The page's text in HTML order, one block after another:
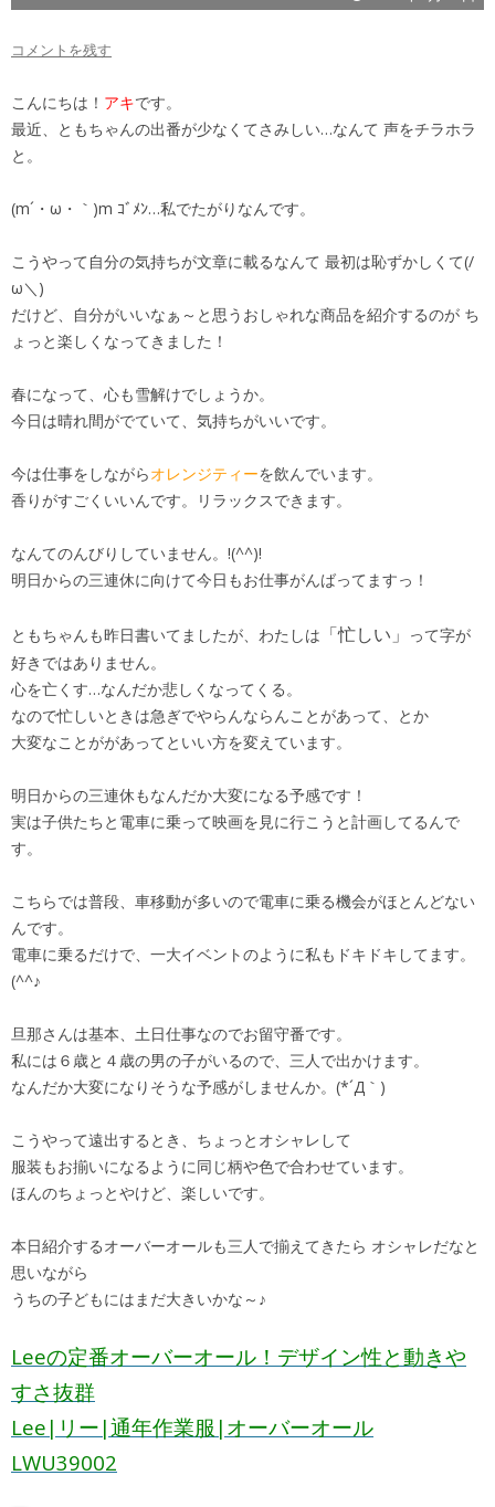
コメントを残す
こんにちは！ アキです。
最近、ともちゃんの出番が少なくてさみしい…なんて 声をチラホラ
と。
(m´・ω・｀)m ｺﾞﾒﾝ…私でたがりなんです。
こうやって自分の気持ちが文章に載るなんて 最初は恥ずかしくて(/
ω＼)
だけど、自分がいいなぁ～と思うおしゃれな商品を紹介するのが ち
ょっと楽しくなってきました！
春になって、心も雪解けでしょうか。
今日は晴れ間がでていて、気持ちがいいです。
今は仕事をしながらオレンジティーを飲んでいます。
香りがすごくいいんです。リラックスできます。
なんてのんびりしていません。!(^^)!
明日からの三連休に向けて今日もお仕事がんばってますっ！
ともちゃんも昨日書いてましたが、わたしは 「忙しい」 って字が
好きではありません。
心を亡くす…なんだか悲しくなってくる。
なので忙しいときは急ぎでやらんならんことがあって、とか
大変なことががあってといい方を変えています。
明日からの三連休もなんだか大変になる予感です！
実は子供たちと電車に乗って映画を見に行こうと計画してるんで
す。
こちらでは普段、車移動が多いので電車に乗る機会がほとんどない
んです。
電車に乗るだけで、一大イベントのように私もドキドキしてます。
(^^♪
旦那さんは基本、土日仕事なのでお留守番です。
私には６歳と４歳の男の子がいるので、三人で出かけます。
なんだか大変になりそうな予感がしませんか。(*´Д｀)
こうやって遠出するとき、ちょっとオシャレして
服装もお揃いになるように同じ柄や色で合わせています。
ほんのちょっとやけど、楽しいです。
本日紹介するオーバーオールも三人で揃えてきたら オシャレだなと
思いながら
うちの子どもにはまだ大きいかな～♪
Leeの定番オーバーオール！デザイン性と動きや
すさ抜群
Lee|リー|通年作業服|オーバーオール
LWU39002